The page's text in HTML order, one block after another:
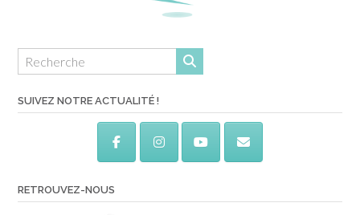
SUIVEZ NOTRE ACTUALITÉ !
RETROUVEZ-NOUS